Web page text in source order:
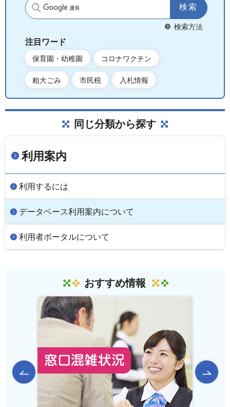
サイト内検索
検索方法
注目ワード
保育園・幼稚園 コロナワクチン
粗大ごみ 市民税 入札情報
同じ分類から探す
利用案内
利用するには
データベース利用案内について
利用者ポータルについて
おすすめ情報
前のスライドを表示